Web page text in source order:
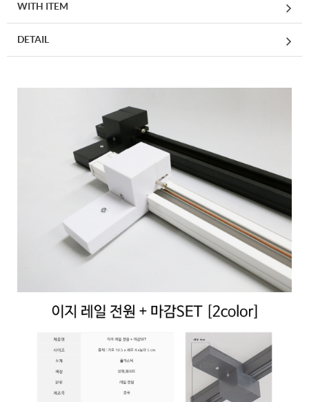
페이코 ID로 페
PAYCO 바로구매
WITH ITEM
DETAIL